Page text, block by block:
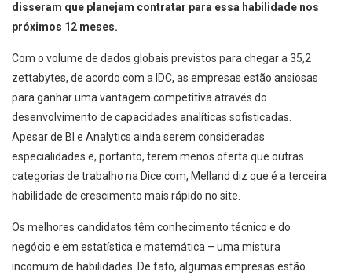
disseram que planejam contratar para essa habilidade nos
próximos 12 meses.
Com o volume de dados globais previstos para chegar a 35,2
zettabytes, de acordo com a IDC, as empresas estão ansiosas
para ganhar uma vantagem competitiva através do
desenvolvimento de capacidades analíticas sofisticadas.
Apesar de BI e Analytics ainda serem consideradas
especialidades e, portanto, terem menos oferta que outras
categorias de trabalho na Dice.com, Melland diz que é a terceira
habilidade de crescimento mais rápido no site.
Os melhores candidatos têm conhecimento técnico e do
negócio e em estatística e matemática – uma mistura
incomum de habilidades. De fato, algumas empresas estão